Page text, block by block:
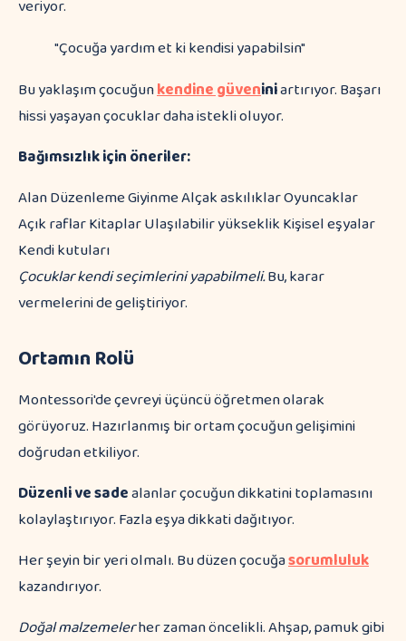
veriyor.
"Çocuğa yardım et ki kendisi yapabilsin"
Bu yaklaşım çocuğunkendine güveniniartırıyor. Başarı
hissi yaşayan çocuklar daha istekli oluyor.
Bağımsızlık için öneriler:
Alan Düzenleme Giyinme Alçak askılıklar Oyuncaklar
Açık raflar Kitaplar Ulaşılabilir yükseklik Kişisel eşyalar
Kendi kutuları
Çocuklar kendi seçimlerini yapabilmeli.Bu, karar
vermelerini de geliştiriyor.
Ortamın Rolü
Montessori'de çevreyi üçüncü öğretmen olarak
görüyoruz. Hazırlanmış bir ortam çocuğun gelişimini
doğrudan etkiliyor.
Düzenli ve sadealanlar çocuğun dikkatini toplamasını
kolaylaştırıyor. Fazla eşya dikkati dağıtıyor.
Her şeyin bir yeri olmalı. Bu düzen çocuğasorumluluk
kazandırıyor.
Doğal malzemelerher zaman öncelikli. Ahşap, pamuk gibi